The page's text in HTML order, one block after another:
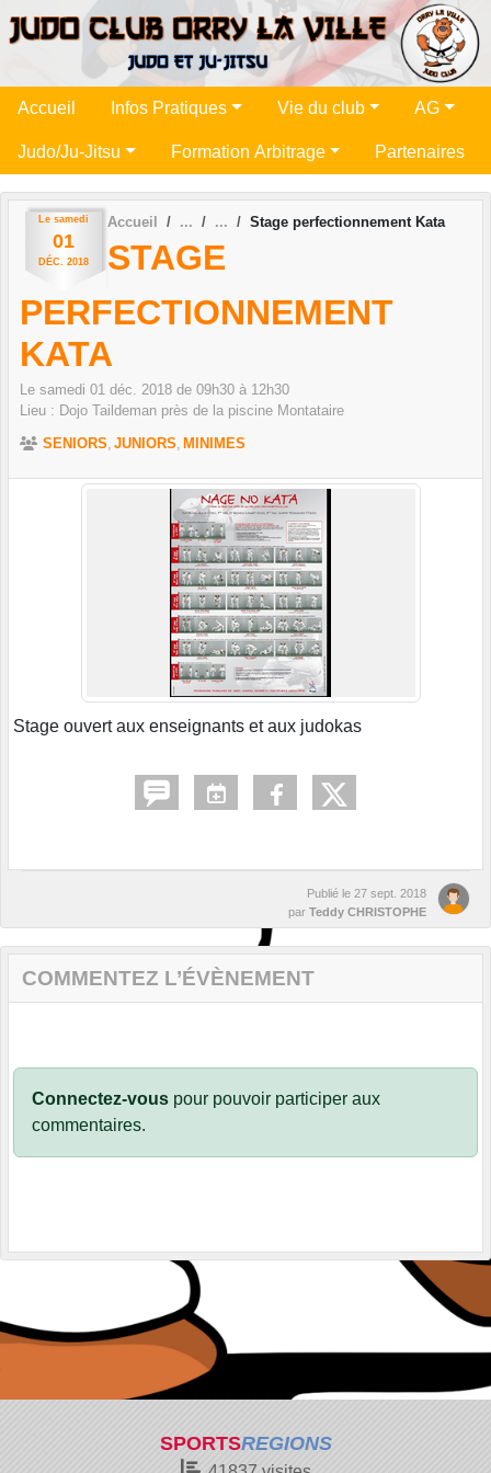
Accueil Infos Pratiques Vie du club AG
Judo/Ju-Jitsu Formation Arbitrage Partenaires
Le samedi
01
DÉC. 2018
Accueil Stage perfectionnement Kata
STAGE
PERFECTIONNEMENT
KATA
Le samedi 01 déc. 2018 de 09h30 à 12h30
Lieu : Dojo Taildeman près de la piscine Montataire
SENIORS JUNIORS MINIMES
Stage ouvert aux enseignants et aux judokas
Publié le 27 sept. 2018
par Teddy CHRISTOPHE
COMMENTEZ L’ÉVÈNEMENT
Connectez-vous pour pouvoir participer aux
commentaires.
SPORTSREGIONS
Panneau de gestion des cookies